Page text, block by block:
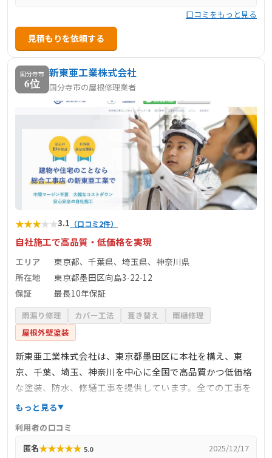
口コミをもっと見る
見積もりを依頼する
国分寺市
6位
新東亜工業株式会社
国分寺市の屋根修理業者
★★★★★3.1 （口コミ2件）
自社施工で高品質・低価格を実現
エリア
東京都、千葉県、埼玉県、神奈川県
所在地
東京都墨田区向島3-22-12
保証
最長10年保証
雨漏り修理 カバー工法 葺き替え
雨樋修理
屋根外壁塗装
新東亜工業株式会社は、東京都墨田区に本社を構え、東
京、千葉、埼玉、神奈川を中心に全国で高品質かつ低価格
な塗装、防水、修繕工事を提供しています。全ての工事を
自社の職人が施工することで、中間マージンを排除し、コ
事においては、コスト削減と品質向上を実現し、施工後の
お客様満足度は98%を誇ります。さらに、工事完了後には
もっと見る
利用者の口コミ
匿名★★★★★ 5.0 2025/12/17